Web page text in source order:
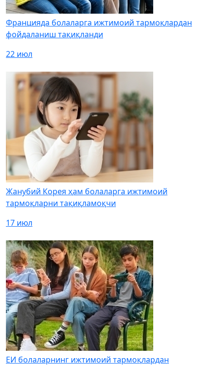
Францияда болаларга ижтимоий тармоқлардан
фойдаланиш тақиқланди
22 июл
Жанубий Корея ҳам болаларга ижтимоий
тармоқларни тақиқламоқчи
17 июл
ЕИ болаларнинг ижтимоий тармоқлардан